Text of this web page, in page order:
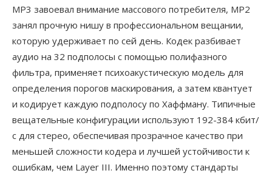
MP3 завоевал внимание массового потребителя, MP2
занял прочную нишу в профессиональном вещании,
которую удерживает по сей день. Кодек разбивает
аудио на 32 подполосы с помощью полифазного
фильтра, применяет психоакустическую модель для
определения порогов маскирования, а затем квантует
и кодирует каждую подполосу по Хаффману. Типичные
вещательные конфигурации используют 192-384 кбит/
с для стерео, обеспечивая прозрачное качество при
меньшей сложности кодера и лучшей устойчивости к
ошибкам, чем Layer III. Именно поэтому стандарты